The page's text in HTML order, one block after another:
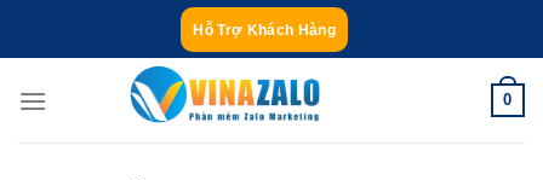
dung
Hỗ Trợ Khách Hàng
0